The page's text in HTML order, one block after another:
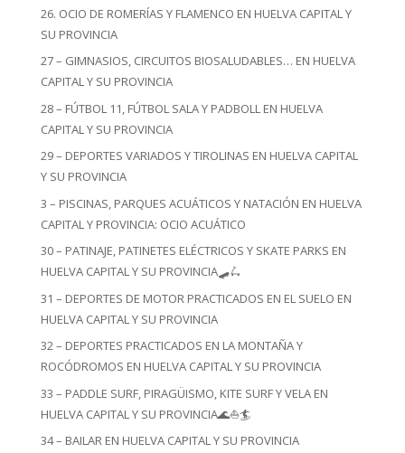
26. OCIO DE ROMERÍAS Y FLAMENCO EN HUELVA CAPITAL Y
SU PROVINCIA
27 – GIMNASIOS, CIRCUITOS BIOSALUDABLES… EN HUELVA
CAPITAL Y SU PROVINCIA
28 – FÚTBOL 11, FÚTBOL SALA Y PADBOLL EN HUELVA
CAPITAL Y SU PROVINCIA
29 – DEPORTES VARIADOS Y TIROLINAS EN HUELVA CAPITAL
Y SU PROVINCIA
3 – PISCINAS, PARQUES ACUÁTICOS Y NATACIÓN EN HUELVA
CAPITAL Y PROVINCIA: OCIO ACUÁTICO
30 – PATINAJE, PATINETES ELÉCTRICOS Y SKATE PARKS EN
HUELVA CAPITAL Y SU PROVINCIA🛹🛴
31 – DEPORTES DE MOTOR PRACTICADOS EN EL SUELO EN
HUELVA CAPITAL Y SU PROVINCIA
32 – DEPORTES PRACTICADOS EN LA MONTAÑA Y
ROCÓDROMOS EN HUELVA CAPITAL Y SU PROVINCIA
33 – PADDLE SURF, PIRAGÜISMO, KITE SURF Y VELA EN
HUELVA CAPITAL Y SU PROVINCIA🌊⛵🏄
34 – BAILAR EN HUELVA CAPITAL Y SU PROVINCIA